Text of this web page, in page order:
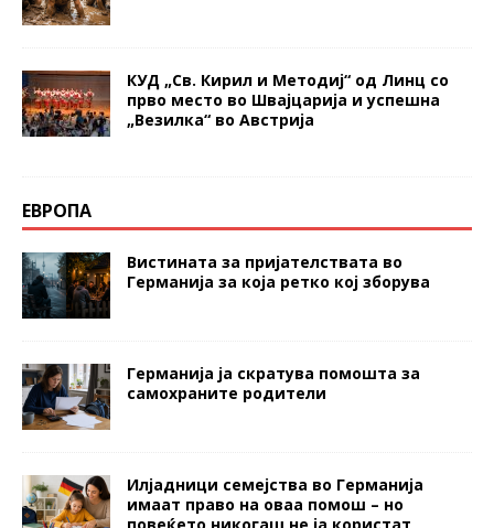
КУД „Св. Кирил и Методиј“ од Линц со
прво место во Швајцарија и успешна
„Везилка“ во Австрија
ЕВРОПА
Вистината за пријателствата во
Германија за која ретко кој зборува
Германија ја скратува помошта за
самохраните родители
Илјадници семејства во Германија
имаат право на оваа помош – но